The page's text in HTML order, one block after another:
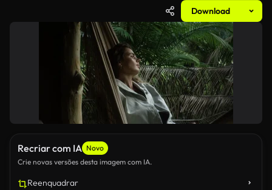
Download
Recriar com IA Novo
Crie novas versões desta imagem com IA.
Reenquadrar